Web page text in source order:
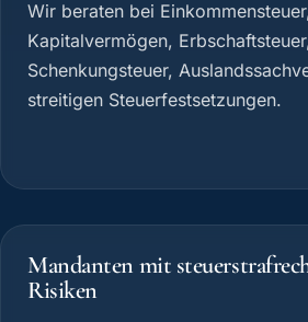
Wir beraten bei
Kapitalvermögen,
Schenkungsteuer,
streitigen Steuerfestsetzungen.
Mandanten mit
Risiken